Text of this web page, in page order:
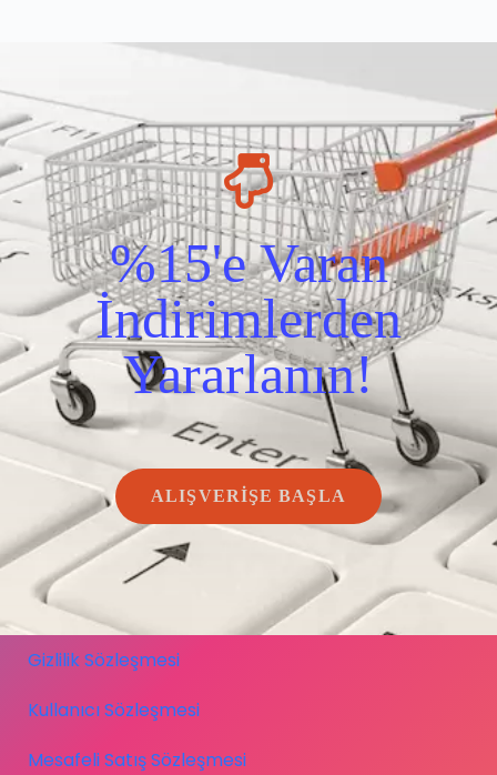
%15'e Varan
İndirimlerden
Yararlanın!
ALIŞVERİŞE BAŞLA
Gizlilik Sözleşmesi
Kullanıcı Sözleşmesi
Mesafeli Satış Sözleşmesi